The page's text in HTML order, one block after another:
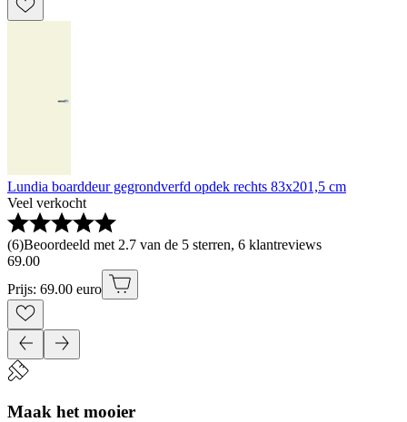
Lundia boarddeur gegrondverfd opdek rechts 83x201,5 cm
Veel verkocht
(6)Beoordeeld met 2.7 van de 5 sterren, 6 klantreviews
69.00
Prijs: 69.00 euro
Maak het mooier